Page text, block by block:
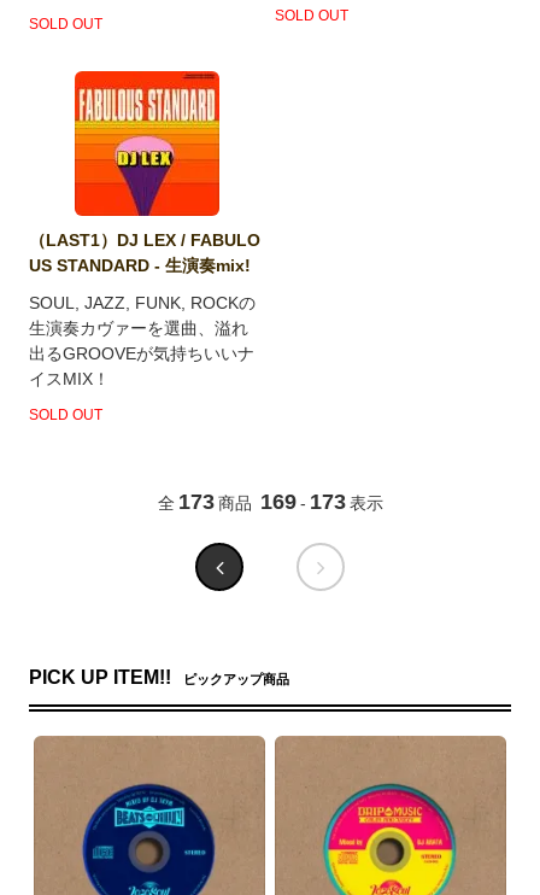
SOLD OUT SOLD OUT
（LAST1）DJ LEX / FABULO
US STANDARD - 生演奏mix!
SOUL, JAZZ, FUNK, ROCKの
生演奏カヴァーを選曲、溢れ
出るGROOVEが気持ちいいナ
イスMIX！
SOLD OUT
全 173 商品 169 - 173 表示
PICK UP ITEM!! ピックアップ商品